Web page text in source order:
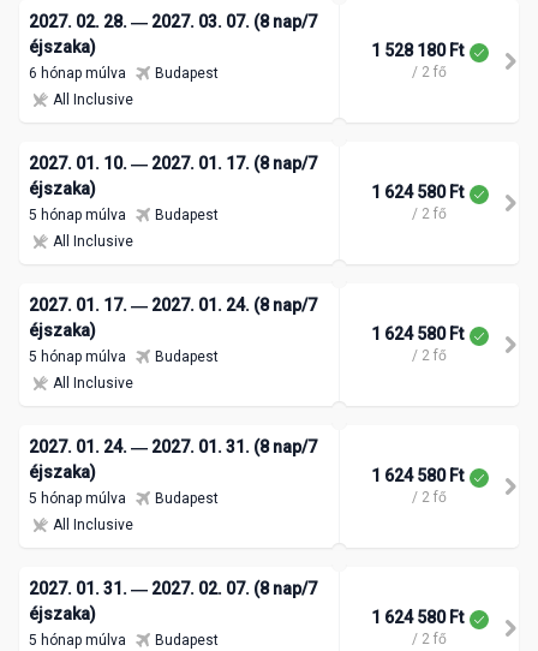
2027. 02. 28. ― 2027. 03. 07. (8 nap/7
éjszaka)
6 hónap múlva
Budapest
All Inclusive
1 528 180 Ft
/ 2 fő
2027. 01. 10. ― 2027. 01. 17. (8 nap/7
éjszaka)
5 hónap múlva
Budapest
All Inclusive
1 624 580 Ft
/ 2 fő
2027. 01. 17. ― 2027. 01. 24. (8 nap/7
éjszaka)
5 hónap múlva
Budapest
All Inclusive
1 624 580 Ft
/ 2 fő
2027. 01. 24. ― 2027. 01. 31. (8 nap/7
éjszaka)
5 hónap múlva
Budapest
All Inclusive
1 624 580 Ft
/ 2 fő
2027. 01. 31. ― 2027. 02. 07. (8 nap/7
éjszaka)
5 hónap múlva
Budapest
1 624 580 Ft
/ 2 fő